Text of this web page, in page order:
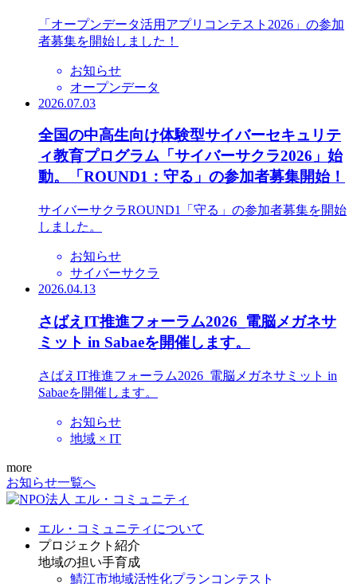
「オープンデータ活用アプリコンテスト2026」の参加
者募集を開始しました！
お知らせ
オープンデータ
2026.07.03
全国の中高生向け体験型サイバーセキュリテ
ィ教育プログラム「サイバーサクラ2026」始
動。「ROUND1：守る」の参加者募集開始！
サイバーサクラROUND1「守る」の参加者募集を開始
しました。
お知らせ
サイバーサクラ
2026.04.13
さばえIT推進フォーラム2026_電脳メガネサ
ミット in Sabaeを開催します。
さばえIT推進フォーラム2026_電脳メガネサミット in
Sabaeを開催します。
お知らせ
地域 × IT
more
お知らせ一覧へ
エル・コミュニティについて
プロジェクト紹介
地域の担い手育成
鯖江市地域活性化プランコンテスト